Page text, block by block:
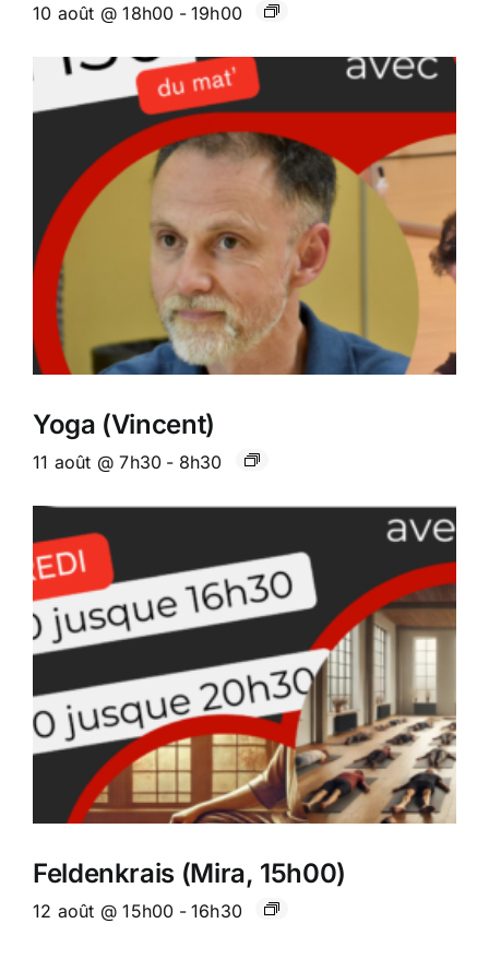
10 août @ 18h00 - 19h00
Yoga (Vincent)
11 août @ 7h30 - 8h30
Feldenkrais (Mira, 15h00)
12 août @ 15h00 - 16h30